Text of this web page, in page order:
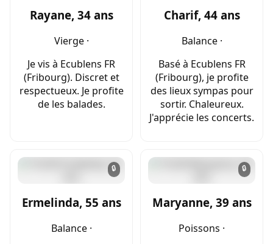
Rayane, 34 ans
Vierge ·
Je vis à Ecublens FR
(Fribourg). Discret et
respectueux. Je profite
de les balades.
Charif, 44 ans
Balance ·
Basé à Ecublens FR
(Fribourg), je profite
des lieux sympas pour
sortir. Chaleureux.
J'apprécie les concerts.
🔒
Ermelinda, 55 ans
Balance ·
🔒
Maryanne, 39 ans
Poissons ·